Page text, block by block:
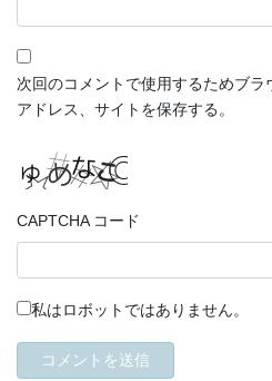
次回のコメントで使用するためブ
アドレス、サイトを保存する。
CAPTCHA コード
私はロボットではありません。